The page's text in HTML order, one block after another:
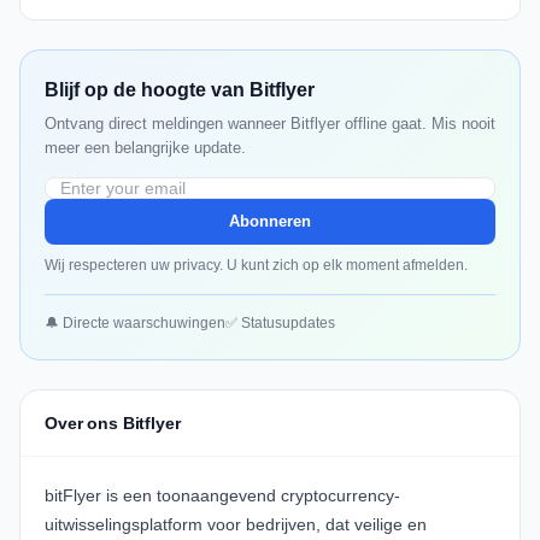
Blijf op de hoogte van Bitflyer
Ontvang direct meldingen wanneer Bitflyer offline gaat. Mis nooit
meer een belangrijke update.
Abonneren
Wij respecteren uw privacy. U kunt zich op elk moment afmelden.
🔔 Directe waarschuwingen✅ Statusupdates
Over ons Bitflyer
bitFlyer is een toonaangevend cryptocurrency-
uitwisselingsplatform voor bedrijven, dat veilige en